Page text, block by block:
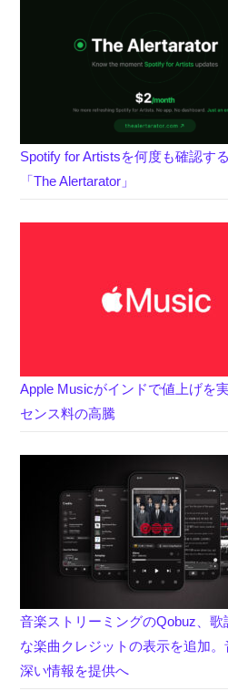
Spotify for Artistsを何度も確認す
「The Alertarator」
Apple Musicがインドで値上げを
センス料の高騰
音楽ストリーミングのQobuz、
な楽曲クレジットの表示を追加
深い情報を提供へ